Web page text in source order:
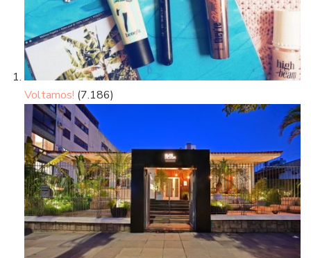
Voltamos! (7.186)